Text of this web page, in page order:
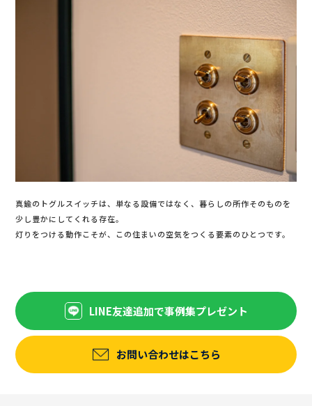
真鍮のトグルスイッチは、単なる設備ではなく、暮らしの所作そのものを
少し豊かにしてくれる存在。
灯りをつける動作こそが、この住まいの空気をつくる要素のひとつです。
LINE友達追加で事例集プレゼント
お問い合わせはこちら